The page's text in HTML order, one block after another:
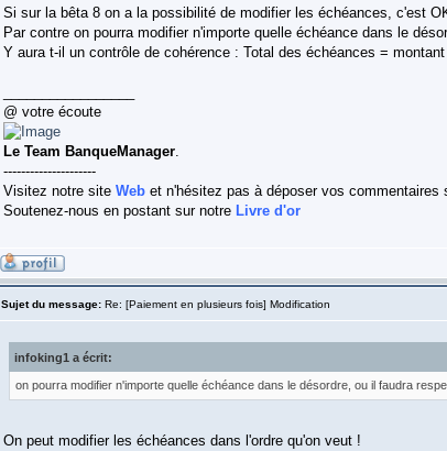
Si sur la bêta 8 on a la possibilité de modifier les échéances, c'est
Par contre on pourra modifier n'importe quelle échéance dans le
Y aura t-il un contrôle de cohérence : Total des échéances =
@ votre écoute
Le Team BanqueManager.
---------------------
Visitez notre site Web et n'hésitez pas à déposer vos commentaires
Soutenez-nous en postant sur notre Livre d'or
Sujet du message: Re: [Paiement en plusieurs fois] Modification
infoking1 a écrit:
on pourra modifier n'importe quelle échéance dans le désordre, ou il faudra
On peut modifier les échéances dans l'ordre qu'on veut !